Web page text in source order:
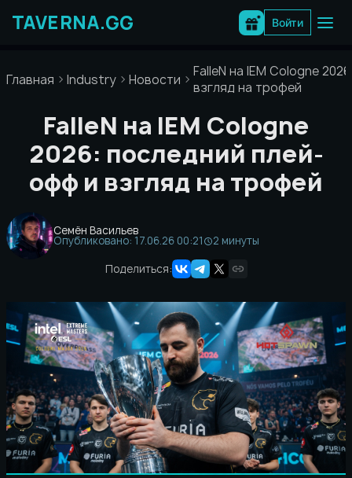
содержимому
Войти
Главная Industry Новости
FalleN на IEM Cologne
взгляд на трофей
FalleN на IEM Cologne
2026: последний плей-
офф и взгляд на трофей
Семён Васильев
Опубликовано: 17.06.26 00:21
2 минуты
Поделиться: